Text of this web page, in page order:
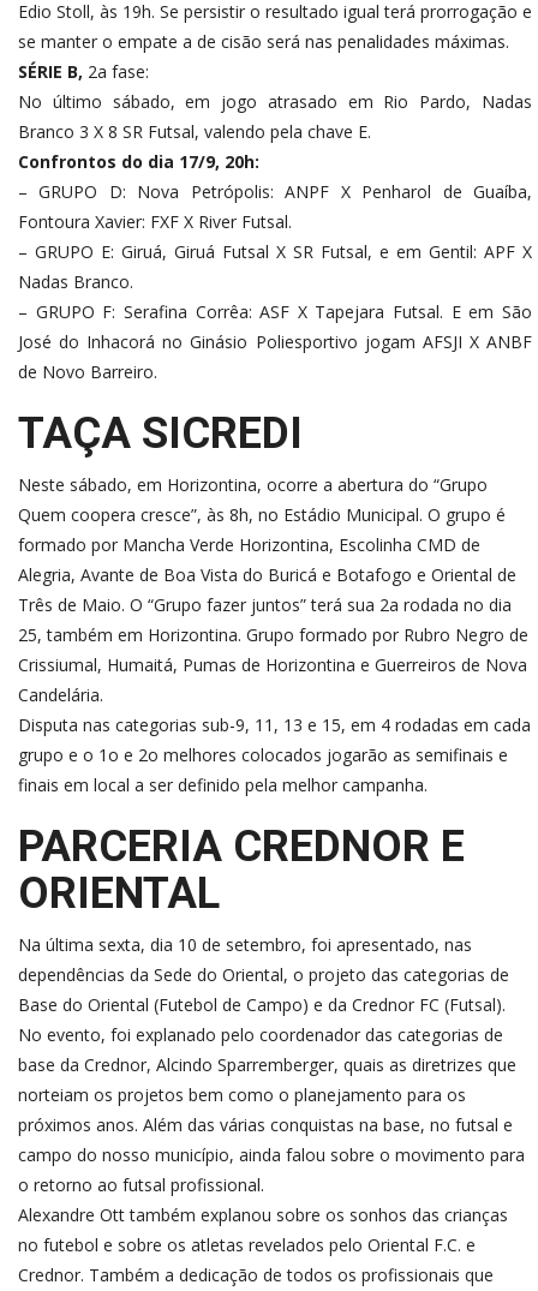
Edio Stoll, às 19h. Se persistir o resultado igual terá prorrogação e
se manter o empate a de cisão será nas penalidades máximas.
SÉRIE B, 2a fase:
No último sábado, em jogo atrasado em Rio Pardo, Nadas
Branco 3 X 8 SR Futsal, valendo pela chave E.
Confrontos do dia 17/9, 20h:
– GRUPO D: Nova Petrópolis: ANPF X Penharol de Guaíba,
Fontoura Xavier: FXF X River Futsal.
– GRUPO E: Giruá, Giruá Futsal X SR Futsal, e em Gentil: APF X
Nadas Branco.
– GRUPO F: Serafina Corrêa: ASF X Tapejara Futsal. E em São
José do Inhacorá no Ginásio Poliesportivo jogam AFSJI X ANBF
de Novo Barreiro.
TAÇA SICREDI
Neste sábado, em Horizontina, ocorre a abertura do “Grupo
Quem coopera cresce”, às 8h, no Estádio Municipal. O grupo é
formado por Mancha Verde Horizontina, Escolinha CMD de
Alegria, Avante de Boa Vista do Buricá e Botafogo e Oriental de
Três de Maio. O “Grupo fazer juntos” terá sua 2a rodada no dia
25, também em Horizontina. Grupo formado por Rubro Negro de
Crissiumal, Humaitá, Pumas de Horizontina e Guerreiros de Nova
Candelária.
Disputa nas categorias sub-9, 11, 13 e 15, em 4 rodadas em cada
grupo e o 1o e 2o melhores colocados jogarão as semifinais e
finais em local a ser definido pela melhor campanha.
PARCERIA CREDNOR E
ORIENTAL
Na última sexta, dia 10 de setembro, foi apresentado, nas
dependências da Sede do Oriental, o projeto das categorias de
Base do Oriental (Futebol de Campo) e da Crednor FC (Futsal).
No evento, foi explanado pelo coordenador das categorias de
base da Crednor, Alcindo Sparremberger, quais as diretrizes que
norteiam os projetos bem como o planejamento para os
próximos anos. Além das várias conquistas na base, no futsal e
campo do nosso município, ainda falou sobre o movimento para
o retorno ao futsal profissional.
Alexandre Ott também explanou sobre os sonhos das crianças
no futebol e sobre os atletas revelados pelo Oriental F.C. e
Crednor. Também a dedicação de todos os profissionais que